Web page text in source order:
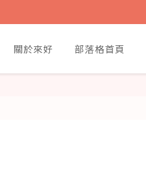
關於來好 部落格首頁